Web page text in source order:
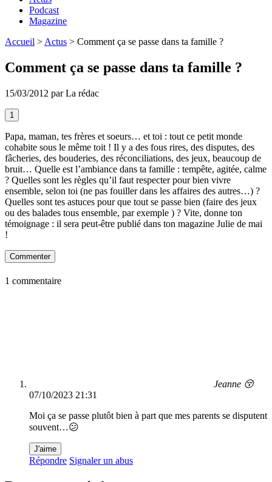
Podcast
Magazine
Accueil > Actus > Comment ça se passe dans ta famille ?
Comment ça se passe dans ta famille ?
15/03/2012 par La rédac
1
Papa, maman, tes frères et soeurs… et toi : tout ce petit monde
cohabite sous le même toit ! Il y a des fous rires, des disputes, des
fâcheries, des bouderies, des réconciliations, des jeux, beaucoup de
bruit… Quelle est l’ambiance dans ta famille : tempête, agitée, calme
? Quelles sont les règles qu’il faut respecter pour bien vivre
ensemble, selon toi (ne pas fouiller dans les affaires des autres…) ?
Quelles sont tes astuces pour que tout se passe bien (faire des jeux
ou des balades tous ensemble, par exemple ) ? Vite, donne ton
témoignage : il sera peut-être publié dans ton magazine Julie de mai
!
Commenter
1 commentaire
Jeanne 😚
07/10/2023 21:31
Moi ça se passe plutôt bien à part que mes parents se disputent
souvent…😕
J'aime
Répondre Signaler un abus